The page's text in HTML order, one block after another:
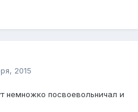
2015
немножко посвоевольничал и